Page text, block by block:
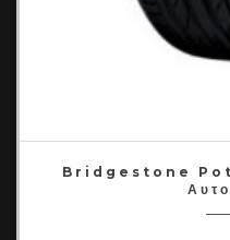
Bridgestone